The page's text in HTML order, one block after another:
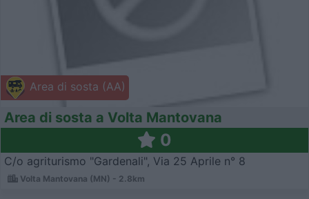
Area di sosta (AA)
Area di sosta a Volta Mantovana
0
C/o agriturismo "Gardenali", Via 25 Aprile n° 8
Volta Mantovana (MN) - 2.8km